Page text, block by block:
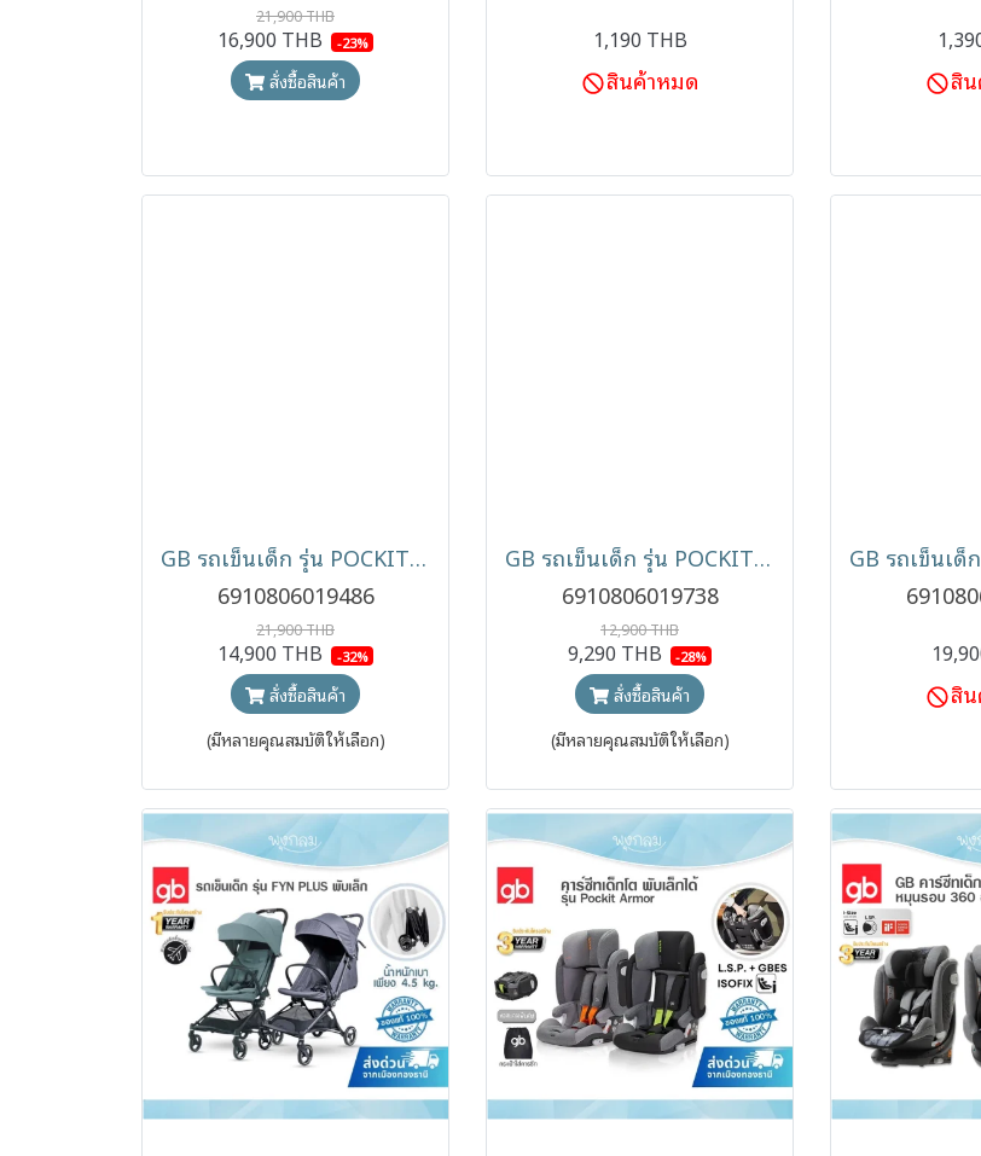
21,900 THB
16,900 THB -23%
สั่งซื้อสินค้า
1,190 THB
สินค้าหมด สิ
GB รถเข็นเด็ก รุ่น POCKIT GO รถเข็นกะทัดรัด พับง่าย ( 6m- 4y )
6910806019486
21,900 THB
14,900 THB -32%
สั่งซื้อสินค้า
(มีหลายคุณสมบัติให้เลือก)
GB รถเข็นเด็ก รุ่น POCKIT+ ALL CITY New Gen รถเข็นกะทัดรัด พับง่าย ( 6m- 5y )
6910806019738
12,900 THB
9,290 THB -28%
สั่งซื้อสินค้า
(มีหลายคุณสมบัติให้เลือก)
สิ